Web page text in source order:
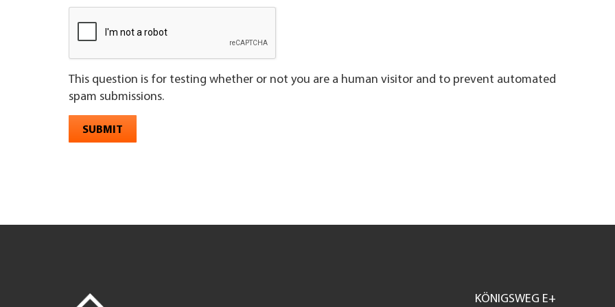
This question is for testing whether or not you are a human visitor and to prevent automated
spam submissions.
SUBMIT
KÖNIGSWEG E+